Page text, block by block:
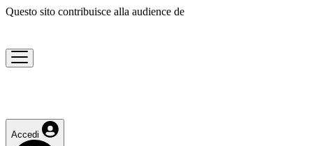
Questo sito contribuisce alla audience de
Accedi